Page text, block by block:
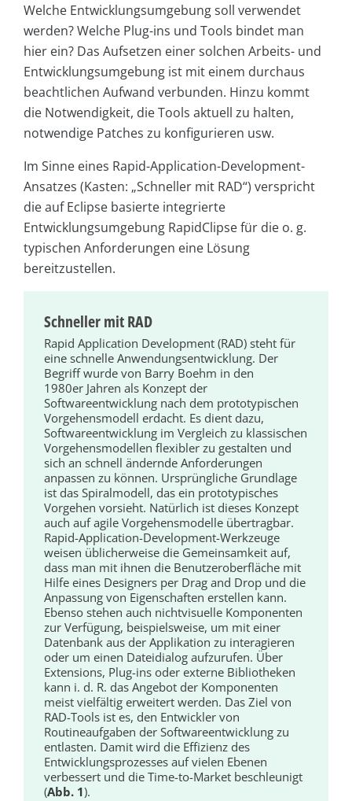
Welche Entwicklungsumgebung soll verwendet
werden? Welche Plug-ins und Tools bindet man
hier ein? Das Aufsetzen einer solchen Arbeits- und
Entwicklungsumgebung ist mit einem durchaus
beachtlichen Aufwand verbunden. Hinzu kommt
die Notwendigkeit, die Tools aktuell zu halten,
notwendige Patches zu konfigurieren usw.
Im Sinne eines Rapid-Application-Development-
Ansatzes (Kasten: „Schneller mit RAD“) verspricht
die auf Eclipse basierte integrierte
Entwicklungsumgebung RapidClipse für die o. g.
typischen Anforderungen eine Lösung
bereitzustellen.
Schneller mit RAD
Rapid Application Development (RAD) steht für
eine schnelle Anwendungsentwicklung. Der
Begriff wurde von Barry Boehm in den
1980er Jahren als Konzept der
Softwareentwicklung nach dem prototypischen
Vorgehensmodell erdacht. Es dient dazu,
Softwareentwicklung im Vergleich zu klassischen
Vorgehensmodellen flexibler zu gestalten und
sich an schnell ändernde Anforderungen
anpassen zu können. Ursprüngliche Grundlage
ist das Spiralmodell, das ein prototypisches
Vorgehen vorsieht. Natürlich ist dieses Konzept
auch auf agile Vorgehensmodelle übertragbar.
Rapid-Application-Development-Werkzeuge
weisen üblicherweise die Gemeinsamkeit auf,
dass man mit ihnen die Benutzeroberfläche mit
Hilfe eines Designers per Drag and Drop und die
Anpassung von Eigenschaften erstellen kann.
Ebenso stehen auch nichtvisuelle Komponenten
zur Verfügung, beispielsweise, um mit einer
Datenbank aus der Applikation zu interagieren
oder um einen Dateidialog aufzurufen. Über
Extensions, Plug-ins oder externe Bibliotheken
kann i. d. R. das Angebot der Komponenten
meist vielfältig erweitert werden. Das Ziel von
RAD-Tools ist es, den Entwickler von
Routineaufgaben der Softwareentwicklung zu
entlasten. Damit wird die Effizienz des
Entwicklungsprozesses auf vielen Ebenen
verbessert und die Time-to-Market beschleunigt
(Abb. 1).